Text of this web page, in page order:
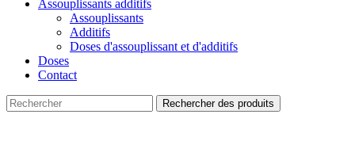
Assouplissants additifs
Assouplissants
Additifs
Doses d'assouplissant et d'additifs
Doses
Contact
Rechercher des produits